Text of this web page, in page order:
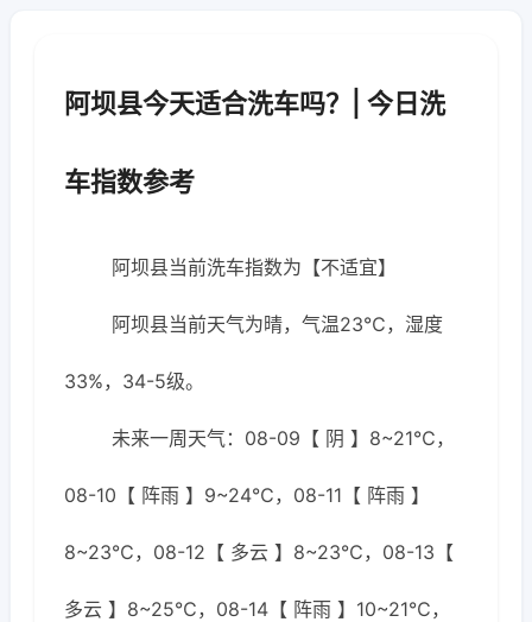
阿坝县今天适合洗车吗？| 今日洗
车指数参考
阿坝县当前洗车指数为【不适宜】
阿坝县当前天气为晴，气温23℃，湿度
33%，34-5级。
未来一周天气：08-09【 阴 】8~21℃，
08-10【 阵雨 】9~24℃，08-11【 阵雨 】
8~23℃，08-12【 多云 】8~23℃，08-13【
多云 】8~25℃，08-14【 阵雨 】10~21℃，